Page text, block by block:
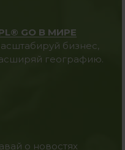
GO В МИРЕ
бизнес,
географию.
о новостях